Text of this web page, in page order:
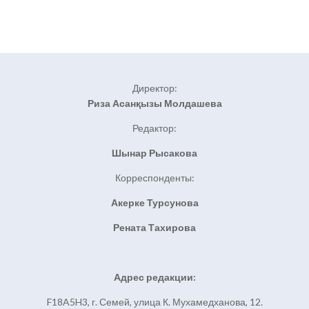
Директор:
Риза Асанқызы Молдашева
Редактор:
Шынар Рысакова
Корреспонденты:
Акерке Турсунова
Рената Тахирова
Адрес редакции:
F18A5H3, г. Семей, улица К. Мухамедханова, 12.